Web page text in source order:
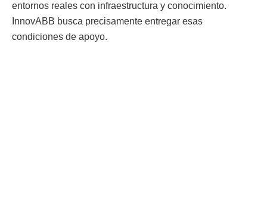
entornos reales con infraestructura y conocimiento.
InnovABB busca precisamente entregar esas
condiciones de apoyo.